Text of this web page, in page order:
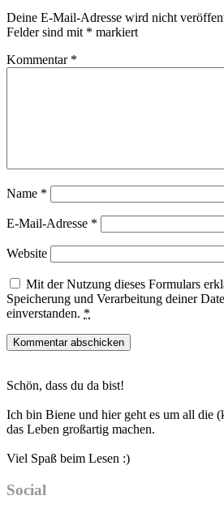
Deine E-Mail-Adresse wird nicht
Felder sind mit * markiert
Kommentar *
Name *
E-Mail-Adresse *
Website
Mit der Nutzung dieses Formulars
Speicherung und Verarbeitung deiner
einverstanden. *
Sidebar
Schön, dass du da bist!
Ich bin Biene und hier geht es um all die
das Leben großartig machen.
Viel Spaß beim Lesen :)
Social